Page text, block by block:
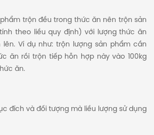
trộn đều trong thức ăn nên trộn sản
theo liều quy định) với lượng thức ăn
Ví dụ như: trộn lượng sản phẩm cần
ăn rồi trộn tiếp hỗn hợp này vào 100kg
ăn.
đích và đối tượng mà liều lượng sử dụng